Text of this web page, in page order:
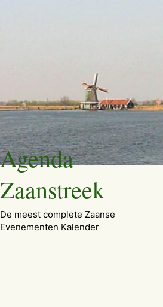
Ga
naar
de
inhoud
Agenda
Zaanstreek
De meest complete Zaanse
Evenementen Kalender